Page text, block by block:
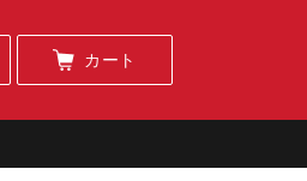
カート